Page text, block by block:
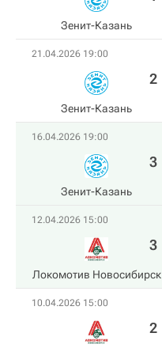
Зенит-Казань
21.04.2026 19:00
Зенит-Казань
2
16.04.2026 19:00
Зенит-Казань
3
12.04.2026 15:00
Локомотив Новосибирск
3
10.04.2026 15:00
2